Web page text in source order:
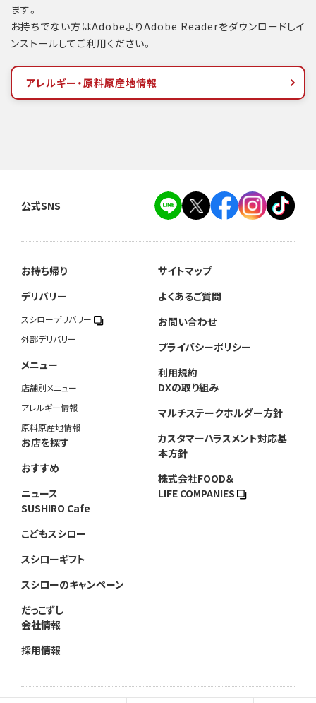
ます。
お持ちでない方はAdobeよりAdobe Readerをダウンロードしイ
ンストールしてご利用ください。
アレルギー・原料原産地情報
公式SNS
お持ち帰り
デリバリー
スシローデリバリー
外部デリバリー
メニュー
店舗別メニュー
アレルギー情報
原料原産地情報
お店を探す
おすすめ
ニュース
SUSHIRO Cafe
こどもスシロー
スシローギフト
スシローのキャンペーン
だっこずし
会社情報
採用情報
サイトマップ
よくあるご質問
お問い合わせ
プライバシーポリシー
利用規約
DXの取り組み
マルチステークホルダー方針
カスタマーハラスメント対応基
本方針
株式会社FOOD＆
LIFE COMPANIES